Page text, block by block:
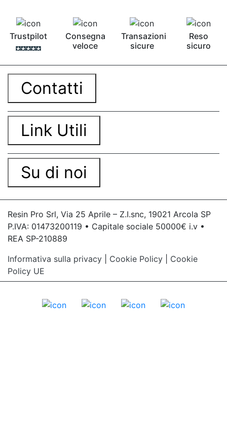
Trustpilot
Consegna
veloce
Transazioni
sicure
Reso
sicuro
Contatti
Link Utili
Su di noi
Resin Pro Srl, Via 25 Aprile – Z.I.snc, 19021 Arcola SP
P.IVA: 01473200119 • Capitale sociale 50000€ i.v •
REA SP-210889
Informativa sulla privacy
Cookie Policy
Cookie
Policy UE